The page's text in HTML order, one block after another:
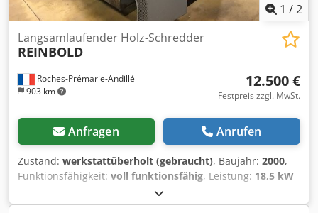
1 /2
Roches-Prémarie-Andillé
903 km
Langsamlaufender Holz-Schredder
REINBOLD
12.500 €
Festpreis zzgl. MwSt.
Anfragen Anrufen
Zustand: werkstattüberholt (gebraucht), Baujahr: 2000,
Funktionsfähigkeit: voll funktionsfähig, Leistung: 18,5 kW
elektrisch
Rotorbreite: 800 mm, ausgestattet mit 8-fach wendbaren